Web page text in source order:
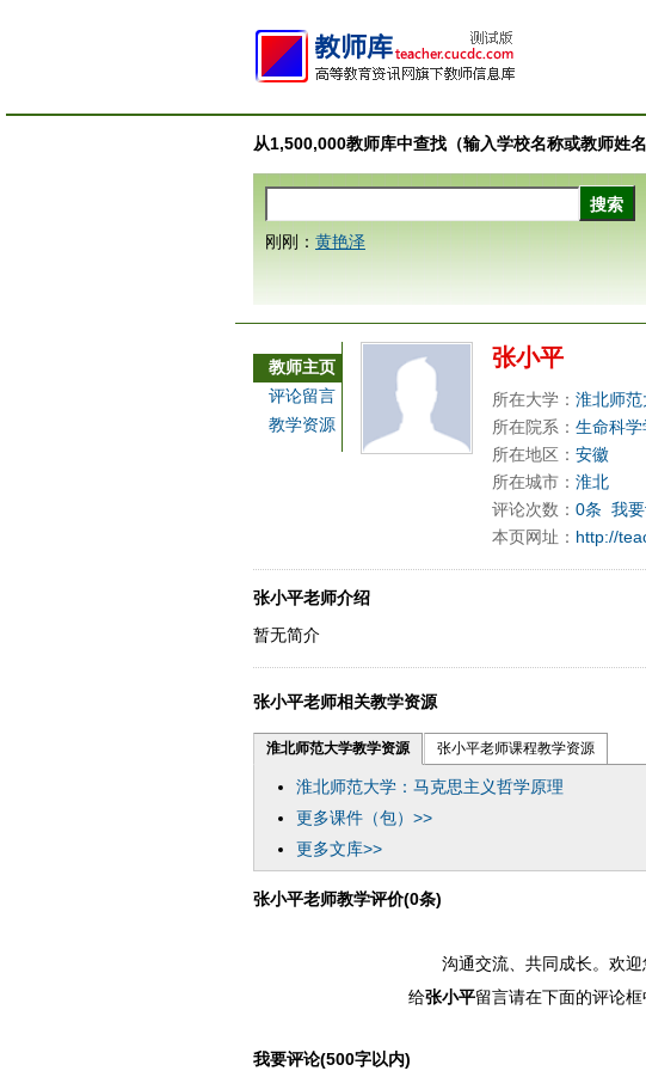
从1,500,000教师库中查找（输入学校名称或教师姓名
刚刚： 黄艳泽
教师主页
评论留言
教学资源
张小平
所在大学： 淮北师范
所在院系： 生命科学
所在地区： 安徽
所在城市： 淮北
评论次数： 0条 我
本页网址： http://
张小平老师介绍
暂无简介
张小平老师相关教学资源
淮北师范大学教学资源 张小平老师课程教学资源
淮北师范大学：马克思主义哲学原理
更多课件（包）>>
更多文库>>
张小平老师教学评价(0条)
沟通交流、共同成长。欢迎
给张小平留言请在下面的评论框
我要评论(500字以内)